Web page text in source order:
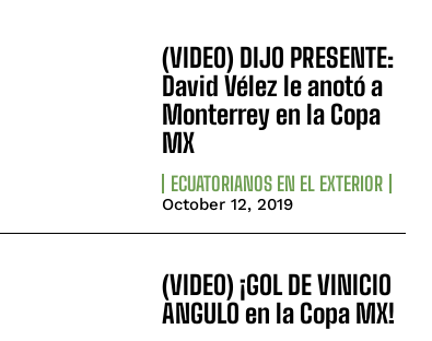
(VIDEO) DIJO PRESENTE:
David Vélez le anotó a
Monterrey en la Copa
MX
ECUATORIANOS EN EL EXTERIOR
October 12, 2019
(VIDEO) ¡GOL DE VINICIO
ANGULO en la Copa MX!